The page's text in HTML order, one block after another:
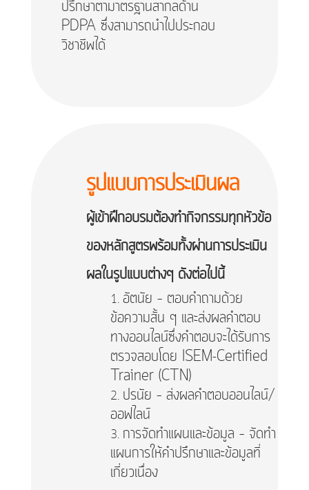
ปรึกษาตามาตรฐานสากลด้าน
PDPA ซึ่งสามารถนำไปประกอบ
วิชาชีพได้
รูปแบบการประเมินผล
ผู้เข้าฝึกอบรมต้องทำกิจกรรมทุกหัวข้อ
ของหลักสูตรพร้อมทั้งผ่านการประเมิน
ผลในรูปแบบต่างๆ ดังต่อไปนี้
อัตนัย – ตอบคำถามด้วย
ข้อความสั้น ๆ และส่งผลคำตอบ
ทางออนไลน์ซึ่งคำตอบจะได้รับการ
ตรวจสอบโดย ISEM-Certified
Trainer (CTN)
ปรนัย – ส่งผลคำตอบออนไลน์/
ออฟไลน์
การจัดทำแผนและข้อมูล – จัดทำ
แผนการให้คำปรึกษาและข้อมูลที่
เกี่ยวเนื่อง